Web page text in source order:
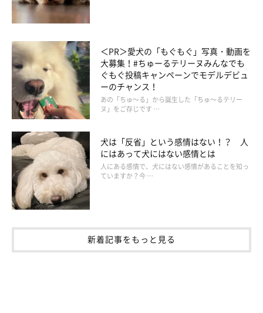
＜PR＞愛犬の「もぐもぐ」写真・動画を
大募集！#ちゅーるテリーヌみんなでも
ぐもぐ投稿キャンペーンでモデルデビュ
ーのチャンス！
あの「ちゅ～る」から誕生した「ちゅ～るテリー
ヌ」をご存じです …
犬は「反省」という感情はない！？ 人
にはあって犬にはない感情とは
人にある感情で、犬にはない感情があることを知っ
ていますか？今 …
新着記事をもっと見る